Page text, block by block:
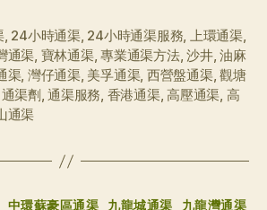
通
渠
案
例
, 24小時通渠, 24小時通渠服務, 上環通渠,
通渠, 寶林通渠,專業通渠方法,沙井,油麻
渠, 灣仔通渠, 美孚通渠, 西營盤通渠,觀塘
通渠劑 ,通渠服務, 香港通渠,高壓通渠, 高
通渠
分
中環蘇豪區通渠 九龍城通渠
九龍灣通渠